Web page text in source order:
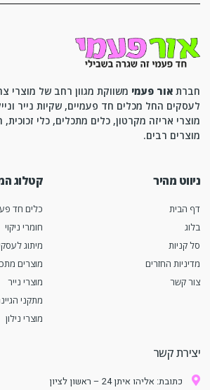
חברת אור פעמי משווקת מגוון רחב של מוצרי
לעסקים החל מכלים חד פעמיים, שקיות נייר
מוצרי אריזה מקרטון, כלים מתכלים, כלי זכוכית,
מוצרים רבים.
ניווט מהיר
דף הבית
בלוג
סל קניות
מדיניות החזרים
צור קשר
קטלוג
כלים חד
חומרי ניקוי
מיתוג
מוצרים
מוצרי נייר
מתקני
מוצרי נילון
יצירת קשר
כתובת: אליהו איתן 24 – ראשון לציון